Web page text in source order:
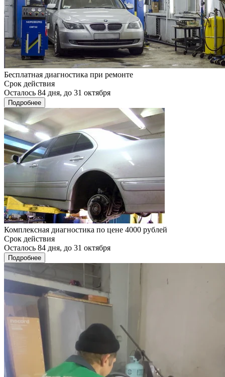
Бесплатная диагностика при ремонте
Срок действия
Осталось 84 дня, до 31 октября
Подробнее
Комплексная диагностика по цене 4000 рублей
Срок действия
Осталось 84 дня, до 31 октября
Подробнее